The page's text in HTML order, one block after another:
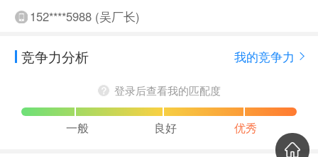
152****5988 (吴厂长)
竞争力分析 我的竞争力
登录后查看我的匹配度
一般 良好 优秀